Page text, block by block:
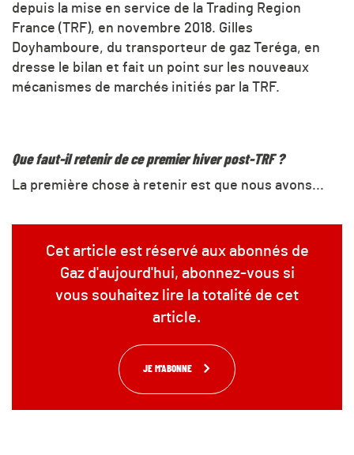
depuis la mise en service de la Trading Region
France (TRF), en novembre 2018. Gilles
Doyhamboure, du transporteur de gaz Teréga, en
dresse le bilan et fait un point sur les nouveaux
mécanismes de marchés initiés par la TRF.
Que faut-il retenir de ce premier hiver post-TRF ?
La première chose à retenir est que nous avons...
Cet article est réservé aux abonnés de
Gaz d'aujourd'hui, abonnez-vous si
vous souhaitez lire la totalité de cet
article.
JE M'ABONNE